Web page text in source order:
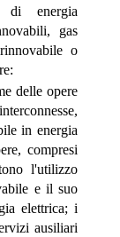
di energia
gas
o
delle opere
in energia
compresi
l'utilizzo
e il suo
elettrica; i
ausiliari